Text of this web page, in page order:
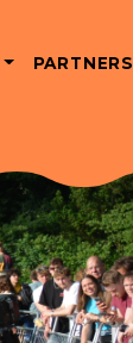
PARTNERS